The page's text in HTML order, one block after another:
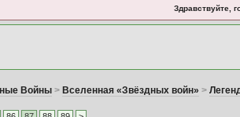
Здравствуйте,
Войны> Вселенная «Звёздных войн» >